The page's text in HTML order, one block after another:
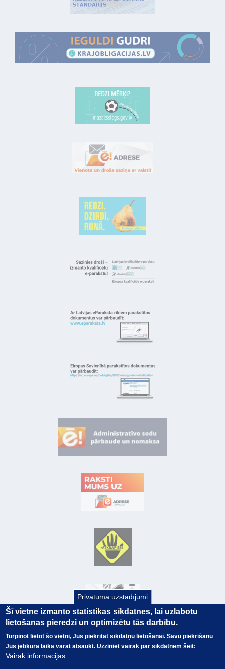
© Valsts kase 2017
Visas tiesības
EK GRĀMATVEDĪBAS KURSS
Privātuma uzstādījumi
Šī vietne izmanto statistikas sīkdatnes, lai uzlabotu
lietošanas pieredzi un optimizētu tās darbību.
Turpinot lietot šo vietni, Jūs piekrītat sīkdatņu lietošanai. Savu piekrišanu
Jūs jebkurā laikā varat atsaukt. Uzziniet vairāk par sīkdatnēm šeit:
Vairāk informācijas